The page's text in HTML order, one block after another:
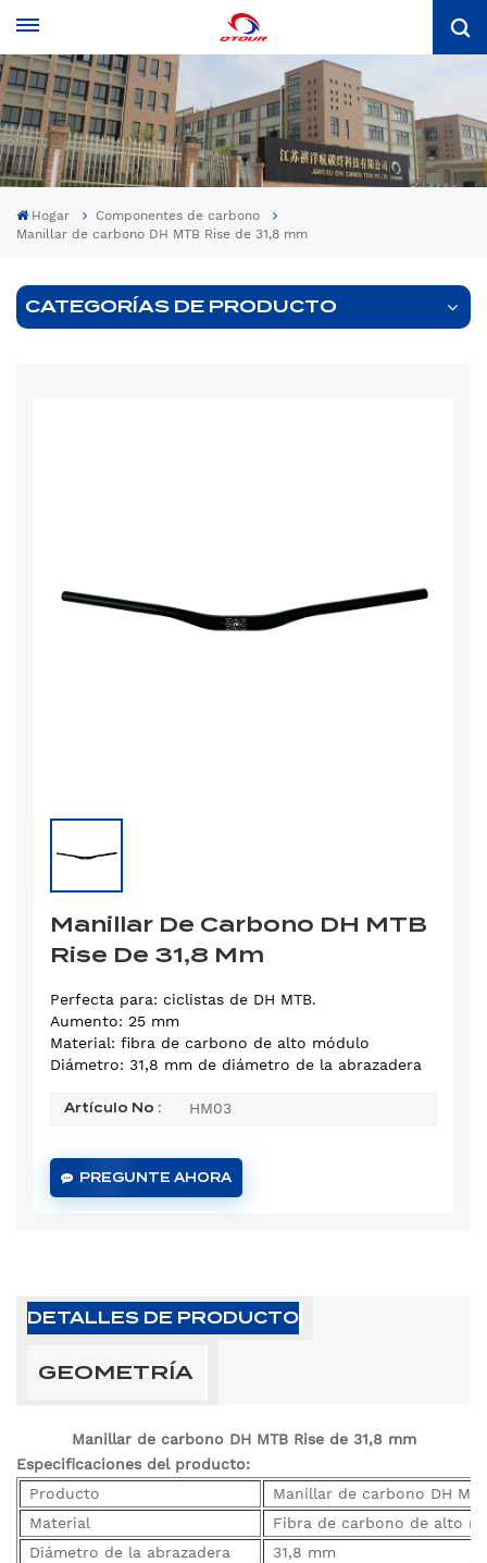
Hogar
Componentes de carbono
Manillar de carbono DH MTB Rise de 31,8 mm
CATEGORÍAS DE PRODUCTO
Manillar De Carbono DH MTB
Rise De 31,8 Mm
Perfecta para: ciclistas de DH MTB.
Aumento: 25 mm
Material: fibra de carbono de alto módulo
Diámetro: 31,8 mm de diámetro de la abrazadera
Artículo No : HM03
PREGUNTE AHORA
DETALLES DE PRODUCTO
GEOMETRÍA
Manillar de carbono DH MTB Rise de 31,8 mm
Especificaciones del producto:
Producto
Manillar de carbono DH
Material
Fibra de carbono de alto
Diámetro de la abrazadera
31,8 mm